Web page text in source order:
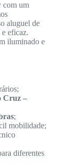
com um
aluguel de
eficaz.
iluminado e
Cruz –
;
mobilidade;
diferentes